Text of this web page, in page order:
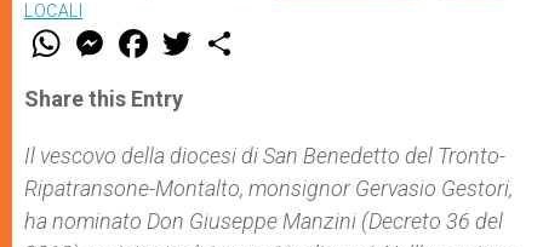
LOCALI
W
t
s
p
p
M
e
s
e
g
e
r
F
a
e
b
o
k
w
r
Share this Entry
Il vescovo della diocesi di San Benedetto del Tronto-
Ripatransone-Montalto, monsignorGervasio Gestori,
ha nominato Don Giuseppe Manzini (Decreto 36 del